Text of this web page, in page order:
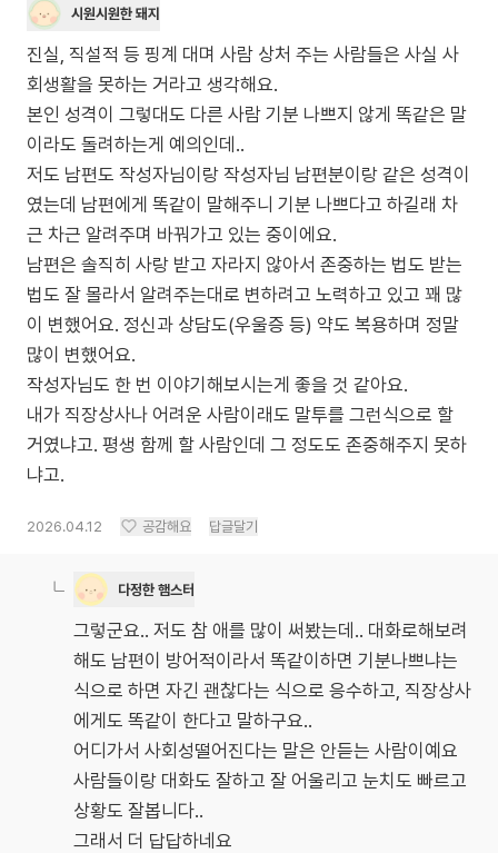
시원시원한 돼지
진실, 직설적 등 핑계 대며 사람 상처 주는 사람들은 사실 사
회생활을 못하는 거라고 생각해요.
본인 성격이 그렇대도 다른 사람 기분 나쁘지 않게 똑같은 말
이라도 돌려하는게 예의인데..
저도 남편도 작성자님이랑 작성자님 남편분이랑 같은 성격이
였는데 남편에게 똑같이 말해주니 기분 나쁘다고 하길래 차
근 차근 알려주며 바꿔가고 있는 중이에요.
남편은 솔직히 사랑 받고 자라지 않아서 존중하는 법도 받는
법도 잘 몰라서 알려주는대로 변하려고 노력하고 있고 꽤 많
이 변했어요. 정신과 상담도(우울증 등) 약도 복용하며 정말
많이 변했어요.
작성자님도 한 번 이야기해보시는게 좋을 것 같아요.
내가 직장상사나 어려운 사람이래도 말투를 그런식으로 할
거였냐고. 평생 함께 할 사람인데 그 정도도 존중해주지 못하
냐고.
2026.04.12 공감해요 답글달기
다정한 햄스터
그렇군요.. 저도 참 애를 많이 써봤는데.. 대화로해보려
해도 남편이 방어적이라서 똑같이하면 기분나쁘냐는
식으로 하면 자긴 괜찮다는 식으로 응수하고, 직장상사
에게도 똑같이 한다고 말하구요..
어디가서 사회성떨어진다는 말은 안듣는 사람이예요
사람들이랑 대화도 잘하고 잘 어울리고 눈치도 빠르고
상황도 잘봅니다..
그래서 더 답답하네요